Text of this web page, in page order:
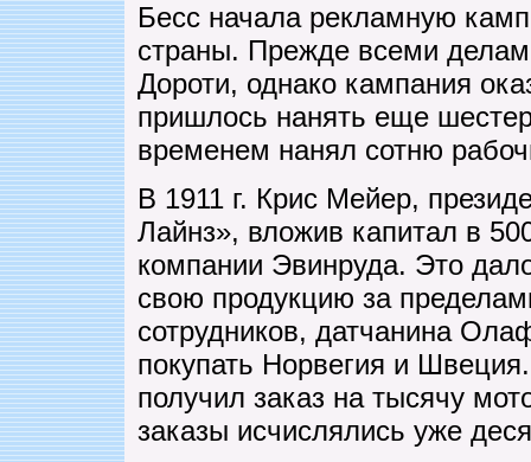
Бесс начала рекламную
страны. Прежде всеми
Дороти, однако кампания
пришлось нанять еще
временем нанял сотню
В 1911 г. Крис Мейер,
Лайнз», вложив капитал в
компании Эвинруда. Это
свою продукцию за
сотрудников, датчанина
покупать Норвегия и
получил заказ на тысячу
заказы исчислялись уже